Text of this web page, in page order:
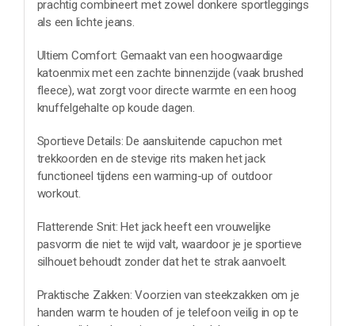
prachtig combineert met zowel donkere sportleggings
als een lichte jeans.
Ultiem Comfort: Gemaakt van een hoogwaardige
katoenmix met een zachte binnenzijde (vaak brushed
fleece), wat zorgt voor directe warmte en een hoog
knuffelgehalte op koude dagen.
Sportieve Details: De aansluitende capuchon met
trekkoorden en de stevige rits maken het jack
functioneel tijdens een warming-up of outdoor
workout.
Flatterende Snit: Het jack heeft een vrouwelijke
pasvorm die niet te wijd valt, waardoor je je sportieve
silhouet behoudt zonder dat het te strak aanvoelt.
Praktische Zakken: Voorzien van steekzakken om je
handen warm te houden of je telefoon veilig in op te